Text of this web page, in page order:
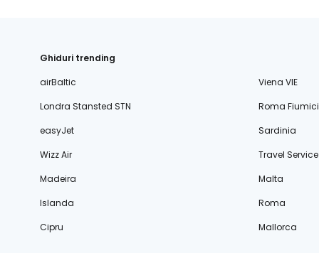
Ghiduri trending
airBaltic
Viena VIE
Londra Stansted STN
Roma
easyJet
Sardinia
Wizz Air
Travel Service
Madeira
Malta
Islanda
Roma
Cipru
Mallorca